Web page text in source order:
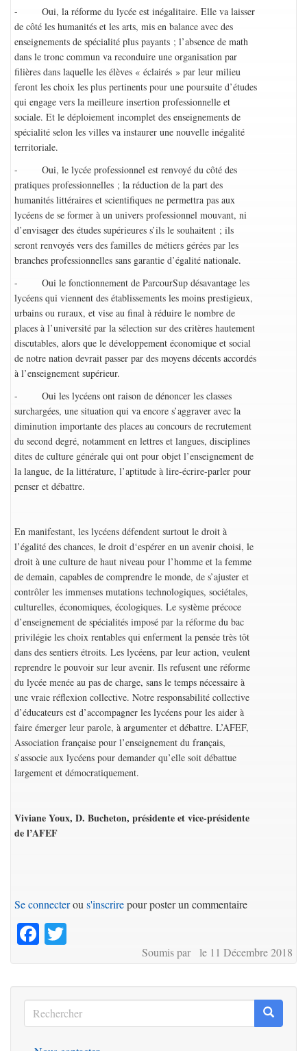
- Oui, la réforme du lycée est inégalitaire. Elle va laisser
de côté les humanités et les arts, mis en balance avec des
enseignements de spécialité plus payants ; l’absence de math
dans le tronc commun va reconduire une organisation par
filières dans laquelle les élèves « éclairés » par leur milieu
feront les choix les plus pertinents pour une poursuite d’études
qui engage vers la meilleure insertion professionnelle et
sociale. Et le déploiement incomplet des enseignements de
spécialité selon les villes va instaurer une nouvelle inégalité
territoriale.
- Oui, le lycée professionnel est renvoyé du côté des
pratiques professionnelles ; la réduction de la part des
humanités littéraires et scientifiques ne permettra pas aux
lycéens de se former à un univers professionnel mouvant, ni
d’envisager des études supérieures s’ils le souhaitent ; ils
seront renvoyés vers des familles de métiers gérées par les
branches professionnelles sans garantie d’égalité nationale.
- Oui le fonctionnement de ParcourSup désavantage les
lycéens qui viennent des établissements les moins prestigieux,
urbains ou ruraux, et vise au final à réduire le nombre de
places à l’université par la sélection sur des critères hautement
discutables, alors que le développement économique et social
de notre nation devrait passer par des moyens décents accordés
à l’enseignement supérieur.
- Oui les lycéens ont raison de dénoncer les classes
surchargées, une situation qui va encore s’aggraver avec la
diminution importante des places au concours de recrutement
du second degré, notamment en lettres et langues, disciplines
dites de culture générale qui ont pour objet l’enseignement de
la langue, de la littérature, l’aptitude à lire-écrire-parler pour
penser et débattre.
En manifestant, les lycéens défendent surtout le droit à
l’égalité des chances, le droit d‘espérer en un avenir choisi, le
droit à une culture de haut niveau pour l’homme et la femme
de demain, capables de comprendre le monde, de s’ajuster et
contrôler les immenses mutations technologiques, sociétales,
culturelles, économiques, écologiques. Le système précoce
d’enseignement de spécialités imposé par la réforme du bac
privilégie les choix rentables qui enferment la pensée très tôt
dans des sentiers étroits. Les lycéens, par leur action, veulent
reprendre le pouvoir sur leur avenir. Ils refusent une réforme
du lycée menée au pas de charge, sans le temps nécessaire à
une vraie réflexion collective. Notre responsabilité collective
d’éducateurs est d’accompagner les lycéens pour les aider à
faire émerger leur parole, à argumenter et débattre. L’AFEF,
Association française pour l’enseignement du français,
s’associe aux lycéens pour demander qu’elle soit débattue
largement et démocratiquement.
Viviane Youx, D. Bucheton, présidente et vice-présidente
de l’AFEF
Se connecterou s'inscrirepour poster un commentaire
Facebook
Soumis par le 11 Décembre 2018
Rechercher
Rechercher